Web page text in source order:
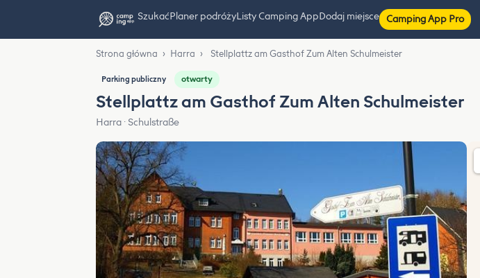
SzukaćPlaner podróżyListy Camping AppDodaj miejsce Camping App Pro
Strona główna › Harra › Stellplattz am Gasthof Zum Alten Schulmeister
Parking publiczny otwarty
Stellplattz am Gasthof Zum Alten Schulmeister
Harra · Schulstraße